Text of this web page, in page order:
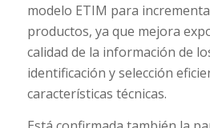
modelo ETIM para
productos, ya que mejora
calidad de la información de
identificación y selección
características técnicas.